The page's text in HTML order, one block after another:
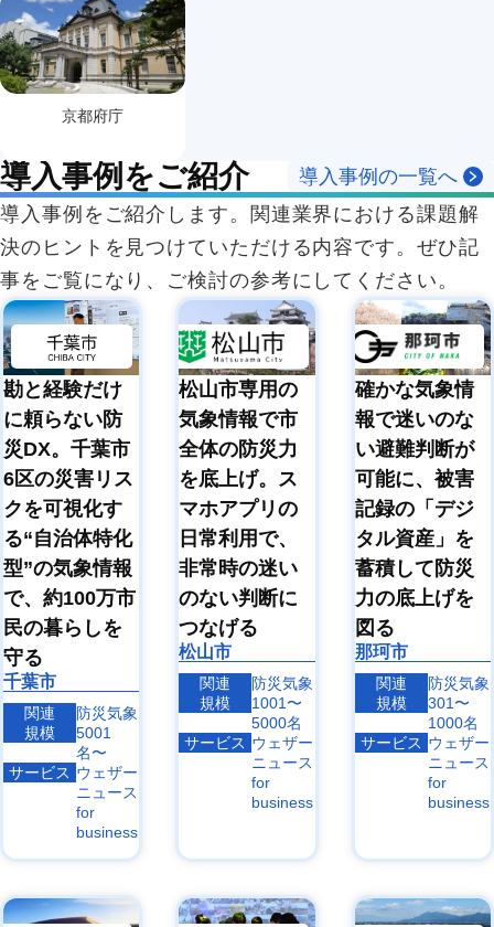
京都府庁
導入事例をご紹介
導入事例の一覧へ
導入事例をご紹介します。関連業界における課題解
決のヒントを見つけていただける内容です。ぜひ記
事をご覧になり、ご検討の参考にしてください。
勘と経験だけ
に頼らない防
災DX。千葉市
6区の災害リス
クを可視化す
る“自治体特化
型”の気象情報
で、約100万市
民の暮らしを
守る
千葉市
関連
防災気象
規模
5001
名〜
サービス ウェザー
ニュース
for
business
松山市専用の
気象情報で市
全体の防災力
を底上げ。ス
マホアプリの
日常利用で、
非常時の迷い
のない判断に
つなげる
松山市
関連
防災気象
規模
1001〜
5000名
サービス ウェザー
ニュース
for
business
確かな気象情
報で迷いのな
い避難判断が
可能に、被害
記録の「デジ
タル資産」を
蓄積して防災
力の底上げを
図る
那珂市
関連
防災気象
規模
301〜
1000名
サービス ウェザー
ニュース
for
business